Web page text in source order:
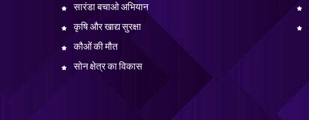
सारंडा बचाओ अभियान
कृषि और खाद्य सुरक्षा
कौओं की मौत
सोन क्षेत्र का विकास